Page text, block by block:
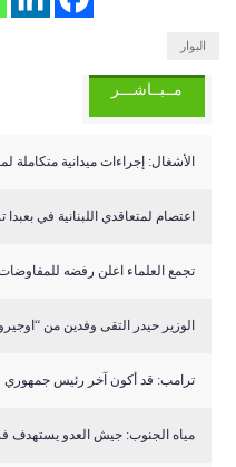
البوار
مــبــاشـــر
الأشغال: إجراءات ميدانية متكاملة
اعتصام لمتعاقدي اللبنانية في
تجمع العلماء اعلن رفضه للمفاوضات
الوزير حيدر التقى وفدين من
ترامب: قد أكون آخر رئيس جمهوري
مياه الجنوب: جيش العدو يستهدف